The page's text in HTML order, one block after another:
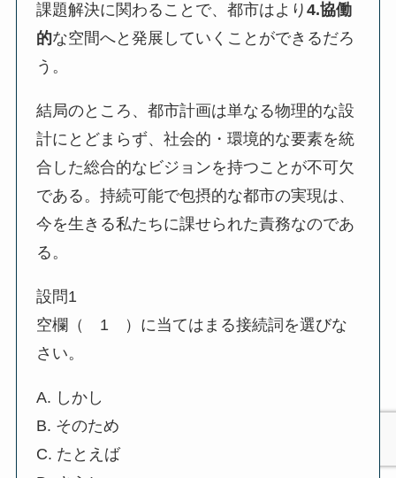
課題解決に関わることで、都市はより4.協働
的な空間へと発展していくことができるだろ
う。
結局のところ、都市計画は単なる物理的な設
計にとどまらず、社会的・環境的な要素を統
合した総合的なビジョンを持つことが不可欠
である。持続可能で包摂的な都市の実現は、
今を生きる私たちに課せられた責務なのであ
る。
設問1
空欄（ 1 ）に当てはまる接続詞を選びな
さい。
A. しかし
B. そのため
C. たとえば